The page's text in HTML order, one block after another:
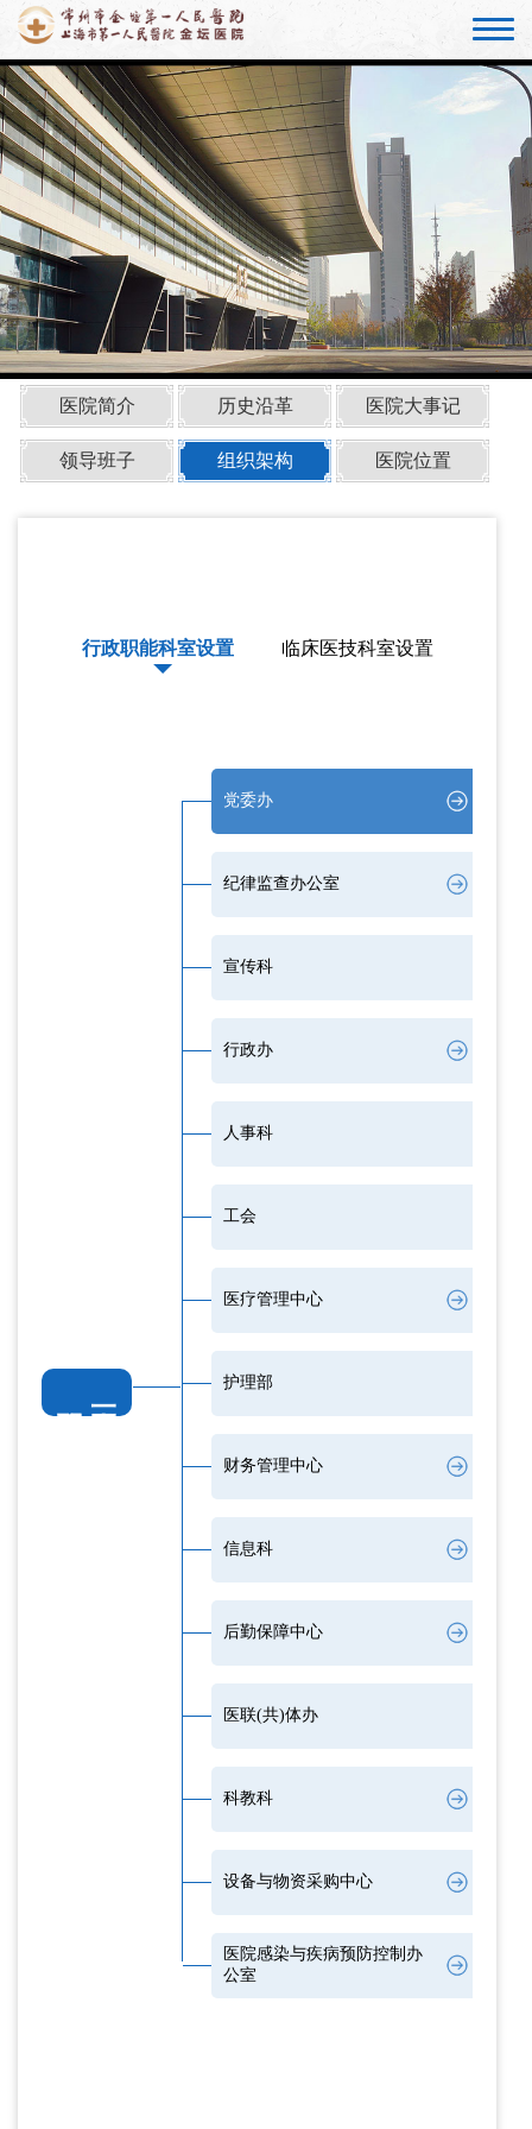
医院简介 历史沿革 医院大事记
领导班子 组织架构 医院位置
行政职能科室设置 临床医技科室设置
党委办
纪律监查办公室
宣传科
行政办
人事科
工会
医疗管理中心
护理部
财务管理中心
信息科
后勤保障中心
医联(共)体办
科教科
设备与物资采购中心
医院感染与疾病预防控制办
公室